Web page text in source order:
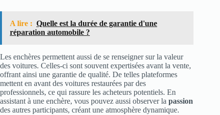
A lire : Quelle est la durée de garantie d'une
réparation automobile ?
Les enchères permettent aussi de se renseigner sur la valeur
des voitures. Celles-ci sont souvent expertisées avant la vente,
offrant ainsi une garantie de qualité. De telles plateformes
mettent en avant des voitures restaurées par des
professionnels, ce qui rassure les acheteurs potentiels. En
assistant à une enchère, vous pouvez aussi observer la passion
des autres participants, créant une atmosphère dynamique.